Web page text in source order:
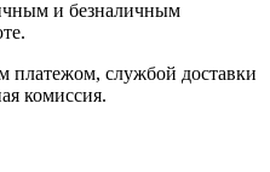
и безналичным
платежом, службой доставки
комиссия.